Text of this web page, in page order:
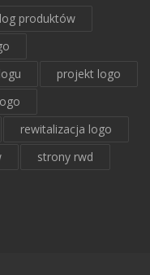
produktów
projekt logo
rewitalizacja logo
strony rwd